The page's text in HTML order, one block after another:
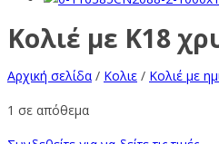
Κολιέ με Κ18
Αρχική σελίδα / Κολιε / Κολιέ με
1 σε απόθεμα